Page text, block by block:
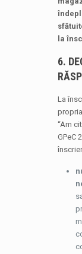
la
6.
La
“Am
GPeC